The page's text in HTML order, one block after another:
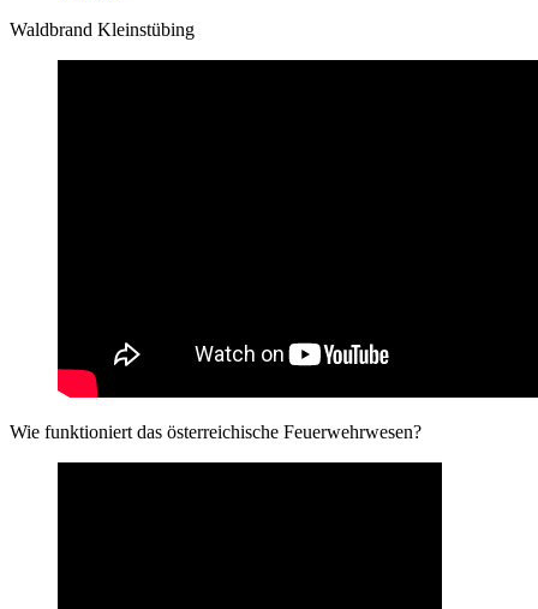
Waldbrand Kleinstübing
Wie funktioniert das österreichische Feuerwehrwesen?